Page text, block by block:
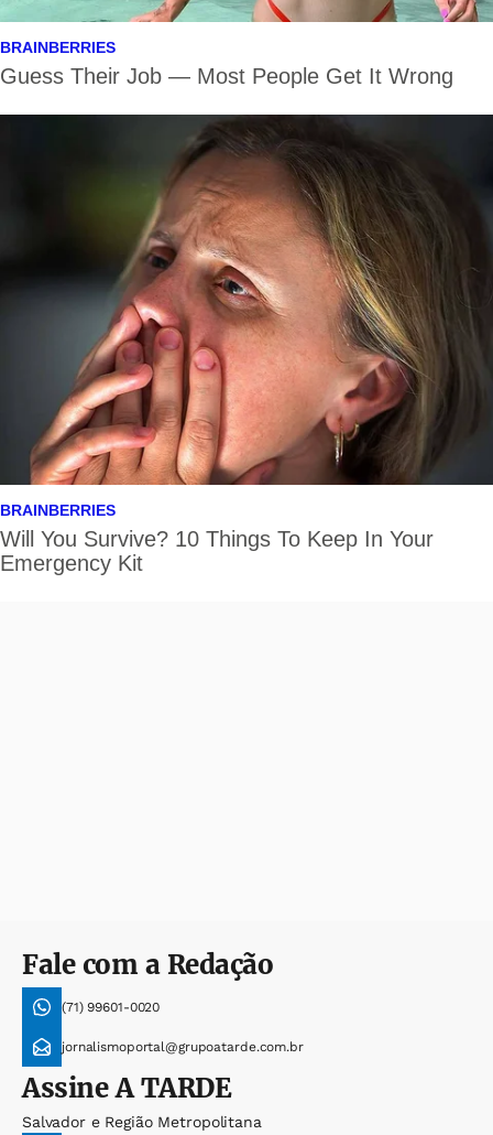
Fale com a Redação
(71) 99601-0020
jornalismoportal@grupoatarde.com.br
AssineA TARDE
Salvador e Região Metropolitana